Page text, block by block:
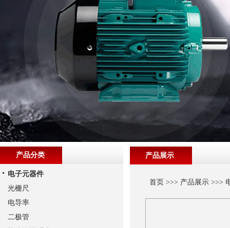
产品展示
首页 >>> 产品展示>>>
产品分类
电子元器件
光栅尺
电导率
二极管